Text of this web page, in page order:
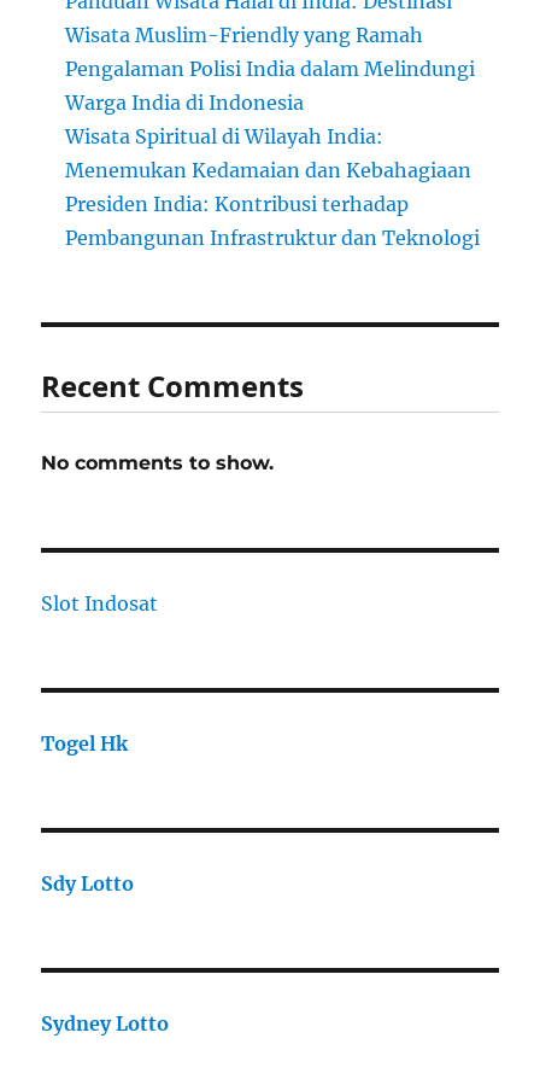
Wisata Muslim-Friendly yang Ramah
Pengalaman Polisi India dalam Melindungi
Warga India di Indonesia
Wisata Spiritual di Wilayah India:
Menemukan Kedamaian dan Kebahagiaan
Presiden India: Kontribusi terhadap
Pembangunan Infrastruktur dan Teknologi
Recent Comments
No comments to show.
Slot Indosat
Togel Hk
Sdy Lotto
Sydney Lotto